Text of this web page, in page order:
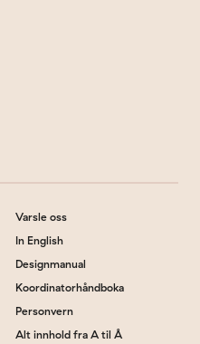
Varsle oss
In English
Designmanual
Koordinatorhåndboka
Personvern
Alt innhold fra A til Å